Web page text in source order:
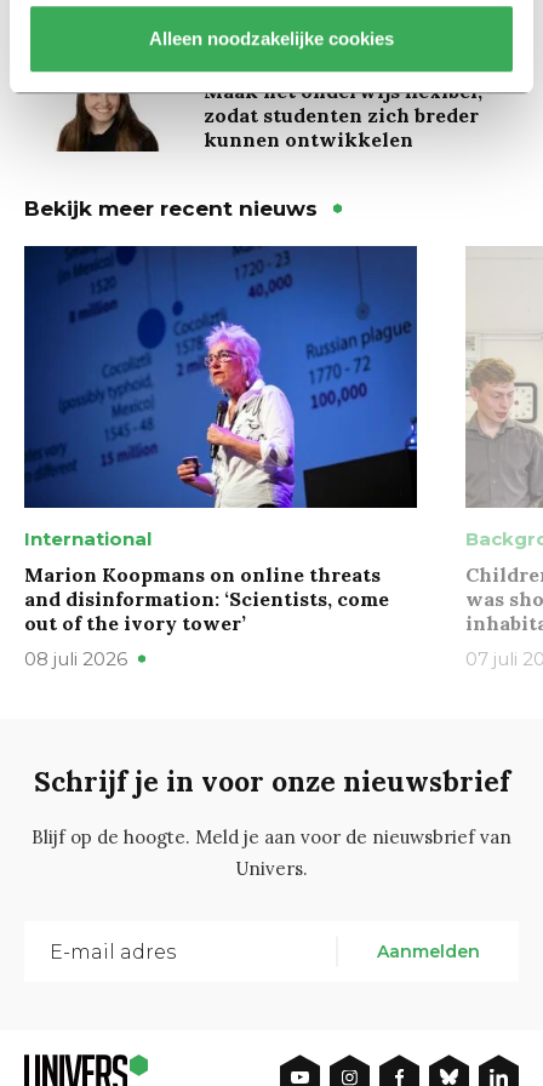
Alleen noodzakelijke cookies
Maak het onderwijs flexibel,
zodat studenten zich breder
kunnen ontwikkelen
Bekijk meer recent nieuws
International
Marion Koopmans on online threats
and disinformation: ‘Scientists, come
out of the ivory tower’
08 juli 2026
was
07 juli
Schrijf je in voor onze nieuwsbrief
Blijf op de hoogte. Meld je aan voor de nieuwsbrief van
Univers.
Aanmelden